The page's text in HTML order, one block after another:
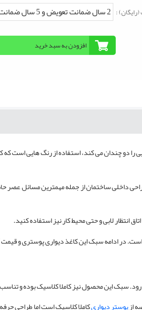
:
دو چندان می کند، استفاده از رنگ هایی است
داخلی ساختمان از جمله مهمترین مسائل
اتاق انتظار لابی و حتی محیط کار نیز استفاده کنید.
در ادامه سبک این کاغذ دیواری پوستری و
سبک این محصول نیز کاملا کلاسیک بوده و
ازپوستر دیواریکاملا کلاسیک است اما طراحی